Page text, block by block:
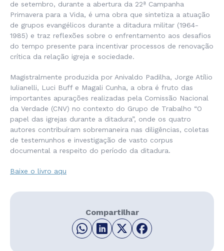
de setembro, durante a abertura da 22ª Campanha
Primavera para a Vida, é uma obra que sintetiza a atuação
de grupos evangélicos durante a ditadura militar (1964-
1985) e traz reflexões sobre o enfrentamento aos desafios
do tempo presente para incentivar processos de renovação
crítica da relação igreja e sociedade.
Magistralmente produzida por Anivaldo Padilha, Jorge Atílio
Iulianelli, Luci Buff e Magali Cunha, a obra é fruto das
importantes apurações realizadas pela Comissão Nacional
da Verdade (CNV) no contexto do Grupo de Trabalho “O
papel das igrejas durante a ditadura”, onde os quatro
autores contribuíram sobremaneira nas diligências, coletas
de testemunhos e investigação de vasto corpus
documental a respeito do período da ditadura.
Baixe o livro aqu
Compartilhar